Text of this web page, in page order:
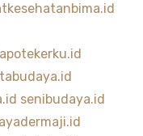
apotekerku.id
senibudaya.id